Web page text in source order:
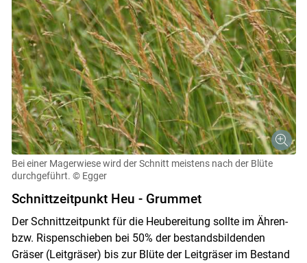
Bei einer Magerwiese wird der Schnitt meistens nach der Blüte
durchgeführt. © Egger
Schnittzeitpunkt Heu - Grummet
Der Schnittzeitpunkt für die Heubereitung sollte im Ähren-
bzw. Rispenschieben bei 50% der bestandsbildenden
Gräser (Leitgräser) bis zur Blüte der Leitgräser im Bestand